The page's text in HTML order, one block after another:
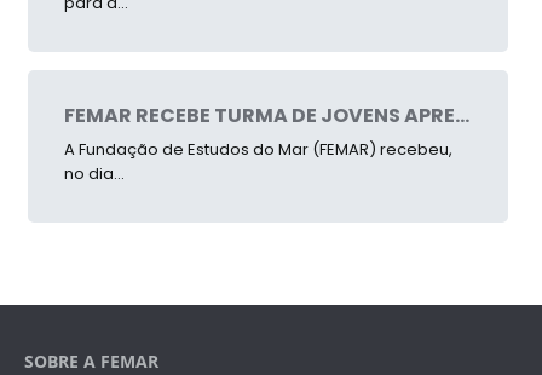
FEMAR RECEBE TURMA DE JOVENS APRENDIZES E REAFIRMA SEU COMPROMISSO COM A FORMAÇÃO DE TALENTOS
A Fundação de Estudos do Mar (FEMAR) recebeu,
no dia...
SOBRE A FEMAR